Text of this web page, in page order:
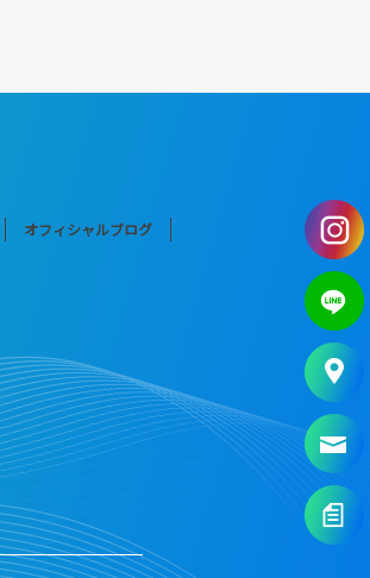
オフィシャルブログ